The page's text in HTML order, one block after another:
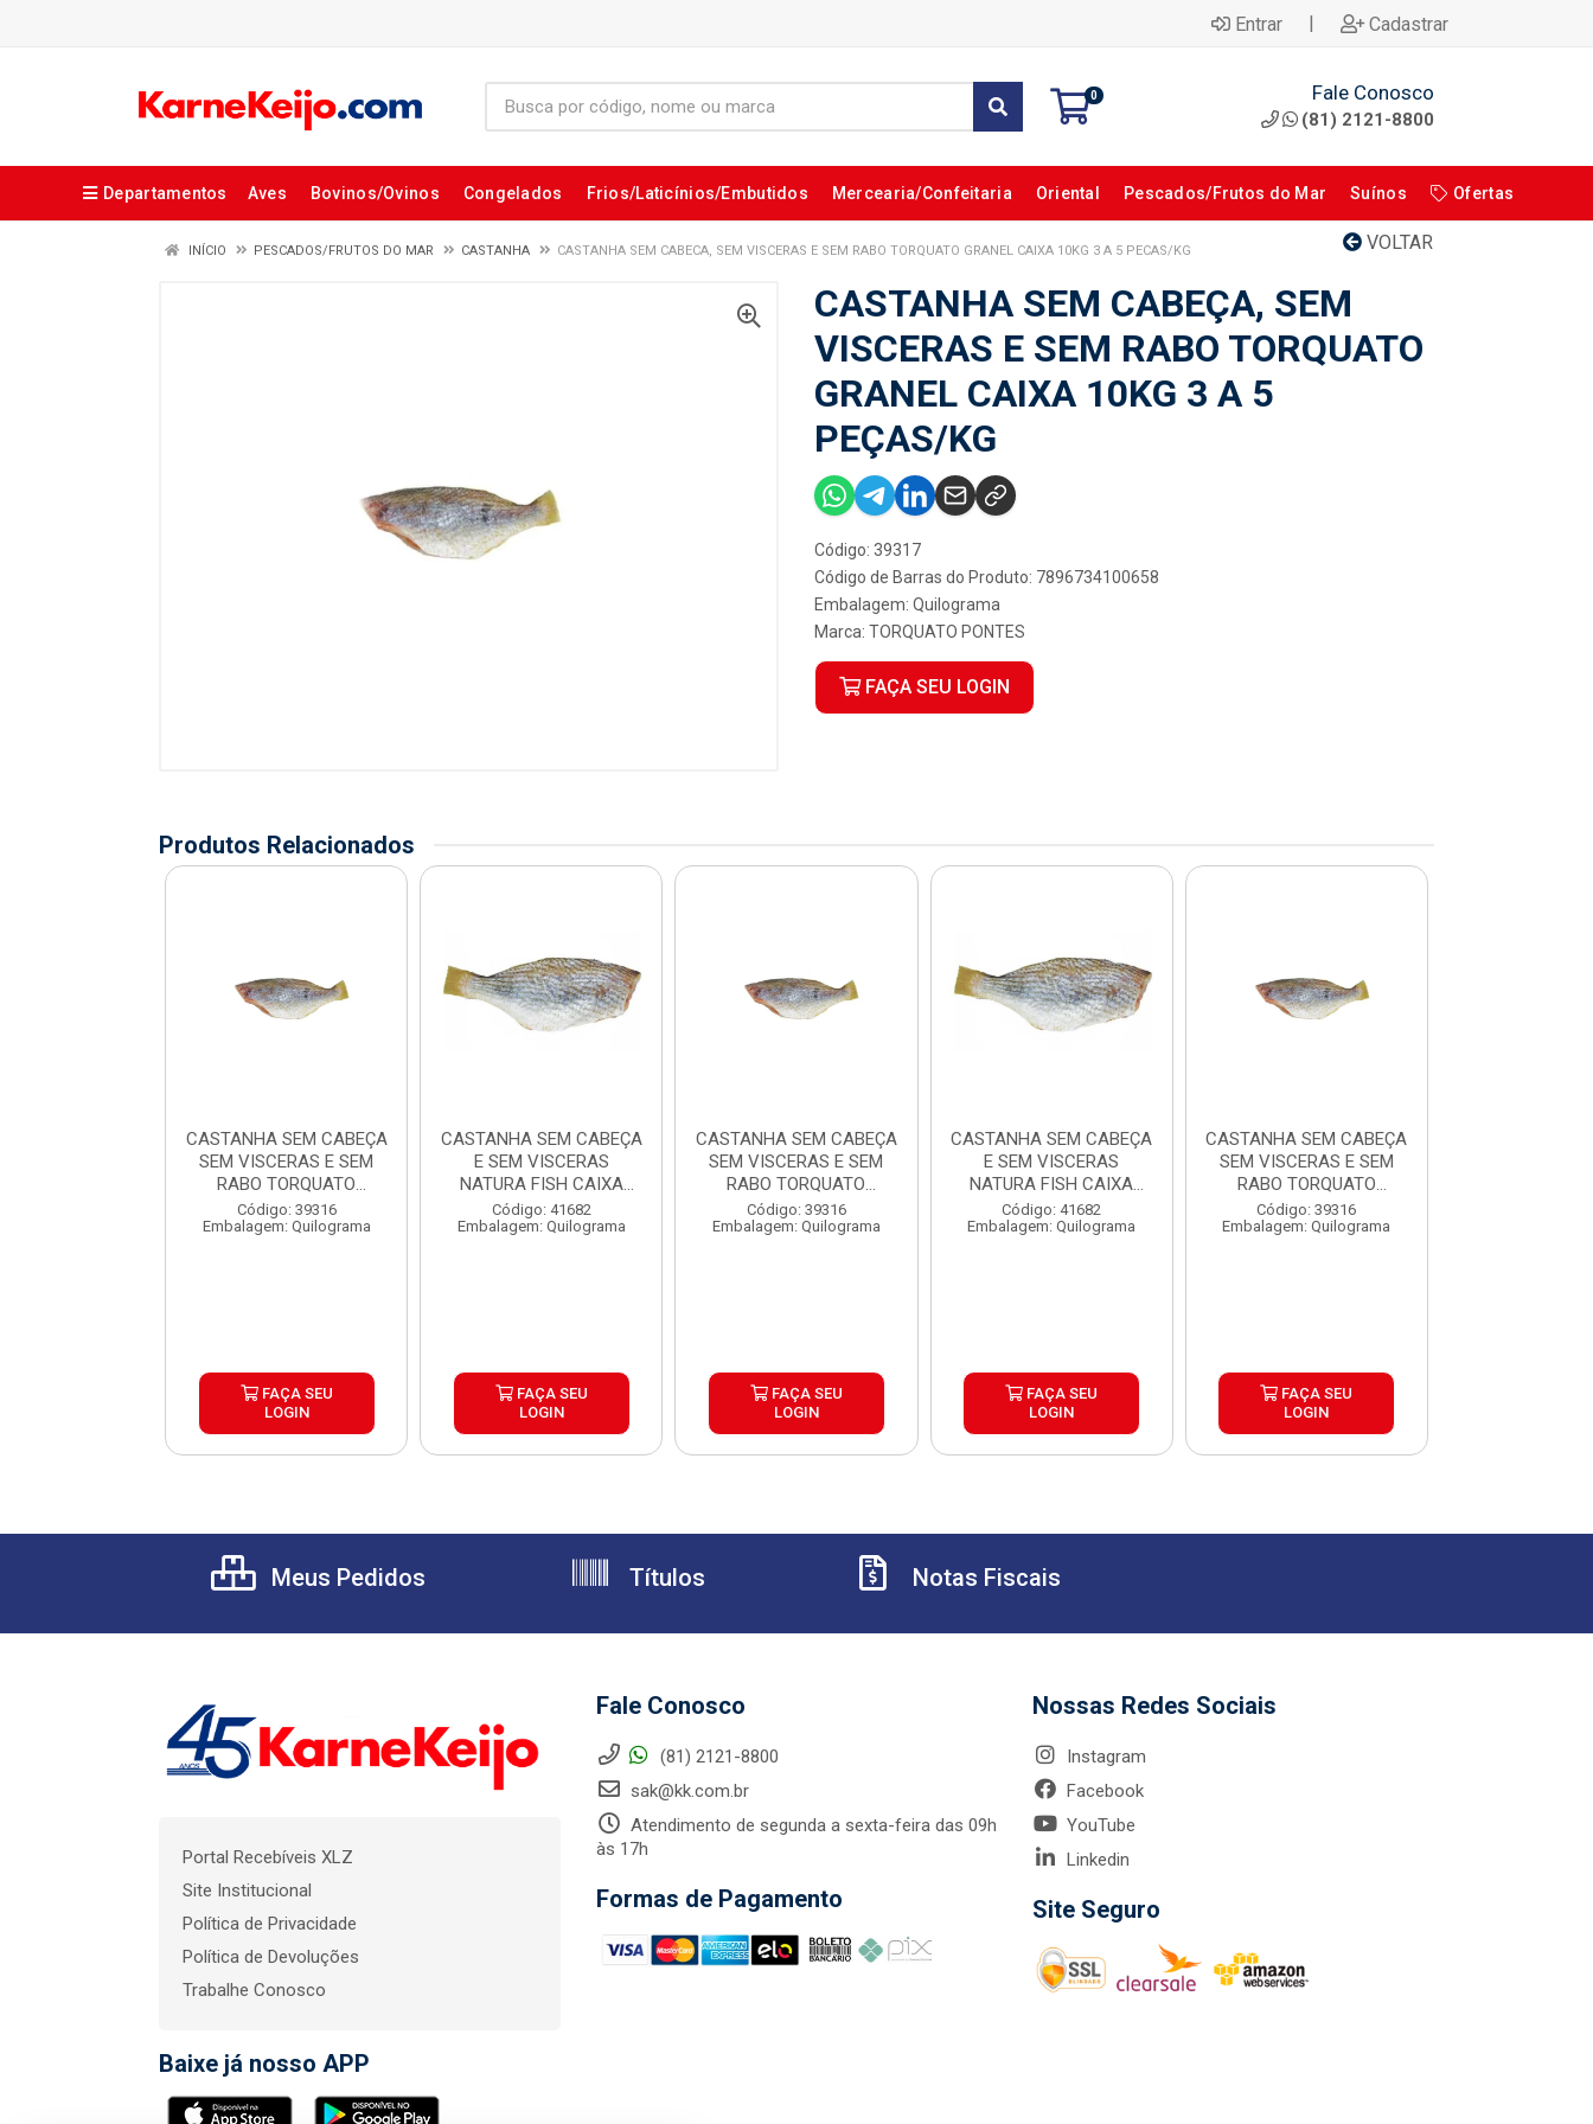
Entrar | Cadastrar
0 Fale Conosco
(81) 2121-8800
Departamentos Aves Bovinos/Ovinos Congelados Frios/Laticínios/Embutidos Mercearia/Confeitaria Oriental Pescados/Frutos do Mar Suínos Ofertas
VOLTAR
INÍCIO PESCADOS/FRUTOS DO MAR CASTANHA CASTANHA SEM CABECA, SEM VISCERAS E SEM RABO TORQUATO GRANEL CAIXA 10KG 3 A 5 PECAS/KG
CASTANHA SEM CABEÇA, SEM
VISCERAS E SEM RABO TORQUATO
GRANEL CAIXA 10KG 3 A 5
PEÇAS/KG
Código: 39317
Código de Barras do Produto: 7896734100658
Embalagem: Quilograma
Marca: TORQUATO PONTES
FAÇA SEU LOGIN
Produtos Relacionados
CASTANHA SEM CABEÇA
SEM VISCERAS E SEM
RABO TORQUATO
GRANEL ...
Código: 39316
Embalagem: Quilograma
FAÇA SEU
LOGIN
CASTANHA SEM CABEÇA
E SEM VISCERAS
NATURA FISH CAIXA
15KG 3 ...
Código: 41682
Embalagem: Quilograma
FAÇA SEU
LOGIN
CASTANHA SEM CABEÇA
SEM VISCERAS E SEM
RABO TORQUATO
GRANEL ...
Código: 39316
Embalagem: Quilograma
FAÇA SEU
LOGIN
CASTANHA SEM CABEÇA
E SEM VISCERAS
NATURA FISH CAIXA
15KG 3 ...
Código: 41682
Embalagem: Quilograma
FAÇA SEU
LOGIN
CASTANHA SEM CABEÇA
SEM VISCERAS E SEM
RABO TORQUATO
GRANEL ...
Código: 39316
Embalagem: Quilograma
FAÇA SEU
LOGIN
Meus Pedidos Títulos Notas Fiscais
Portal Recebíveis XLZ
Site Institucional
Política de Privacidade
Política de Devoluções
Trabalhe Conosco
Baixe já nosso APP
Fale Conosco
(81) 2121-8800
sak@kk.com.br
Atendimento de segunda a sexta-feira das 09h
às 17h
Formas de Pagamento
Nossas Redes Sociais
Instagram
Facebook
YouTube
Linkedin
Site Seguro